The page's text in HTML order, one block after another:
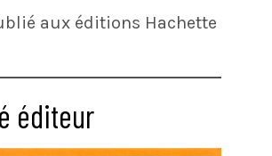
aux éditions Hachette
éditeur